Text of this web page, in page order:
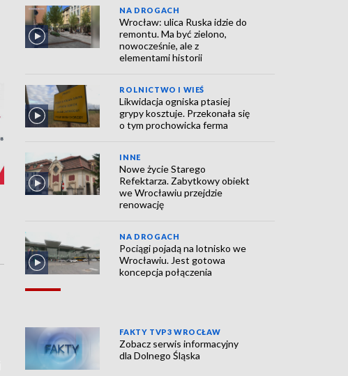
NA DROGACH
Wrocław: ulica Ruska idzie do
remontu. Ma być zielono,
nowocześnie, ale z
elementami historii
ROLNICTWO I WIEŚ
Likwidacja ogniska ptasiej
grypy kosztuje. Przekonała się
o tym prochowicka ferma
INNE
Nowe życie Starego
Refektarza. Zabytkowy obiekt
we Wrocławiu przejdzie
renowację
NA DROGACH
Pociągi pojadą na lotnisko we
Wrocławiu. Jest gotowa
koncepcja połączenia
FAKTY TVP3 WROCŁAW
Zobacz serwis informacyjny
dla Dolnego Śląska